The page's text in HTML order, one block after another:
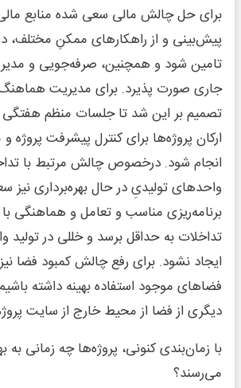
برای حل چالش مالی سعی شده منابع مالی
پیش‌بینی و از راهکارهای ممکنِ مختلف، در
تامین شود و همچنین، صرفه‌‌جویی و
جاری صورت پذیرد. برای مدیریت هماهنگ
تصمیم بر این شد تا جلسات منظم هفتگی
ارکان پروژه‌‌ها برای کنترل پیشرفت
انجام شود. درخصوص چالش مرتبط با
واحدهای تولیدیِ در حال بهره‌‌برداری نیز
برنامه‌‌ریزی مناسب و تعامل و هماهنگی با
تداخلات به حداقل برسد و خللی در تولید
ایجاد نشود. برای رفع چالش کمبود فضا
فضاهای موجود استفاده بهینه داشته
دیگری از فضا از محیط خارج از سایت
با زمان‌بندی کنونی، پروژه‌‌ها چه زمانی به
می‌‌رسند؟